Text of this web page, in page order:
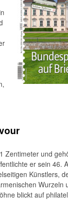
Zentimeter und
er sein 46.
Künstlers,
Wurzeln
blickt auf